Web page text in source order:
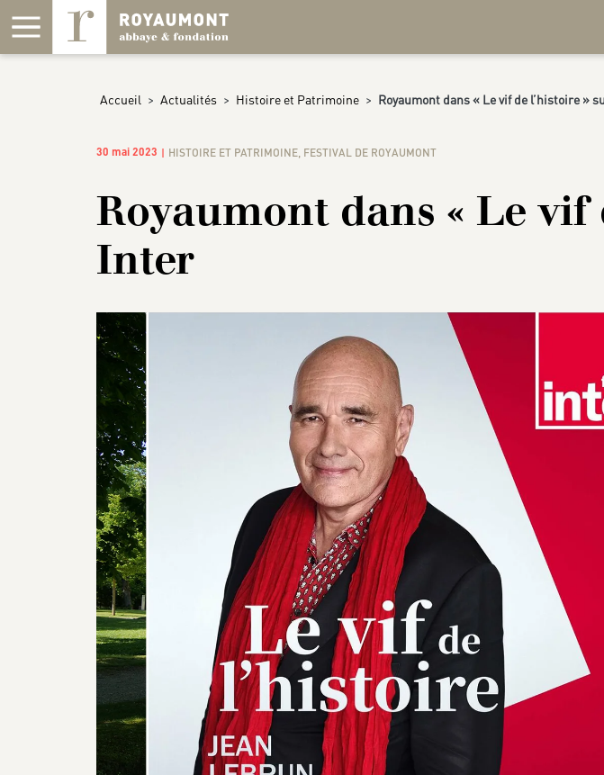
Accueil > Actualités > Histoire et Patrimoine > Royaumont dans « Le vif de l’histoire »
30 mai 2023 HISTOIRE ET PATRIMOINE, FESTIVAL DE ROYAUMONT
Royaumont dans « Le vif
Inter
Panneau de gestion des cookies